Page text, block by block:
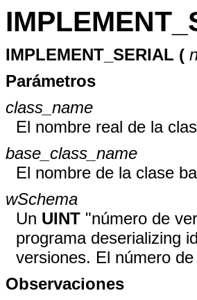
IMPLEMENT_SERIAL (
Parámetros
class_name
El nombre real de la
base_class_name
El nombre de la clase
wSchema
Un UINT "número de
programa deserializing
versiones. El número
Observaciones